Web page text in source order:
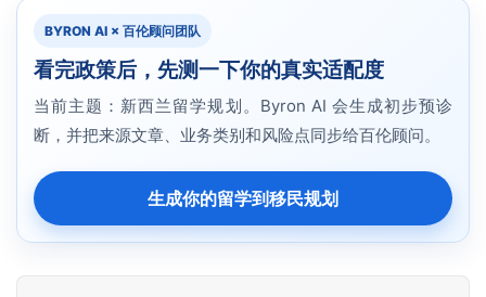
BYRON AI × 百伦顾问团队
看完政策后，先测一下你的真实适配度
当前主题：新西兰留学规划。Byron AI 会生成初步预诊
断，并把来源文章、业务类别和风险点同步给百伦顾问。
生成你的留学到移民规划